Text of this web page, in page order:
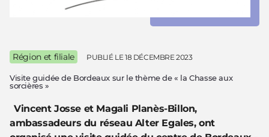
Visite guidée de Bordeaux sur le thème de « la Chasse aux
sorcières »
Vincent Josse et Magali Planès-Billon,
ambassadeurs du réseau Alter Egales, ont
Région et filiale PUBLIÉ LE18 DÉCEMBRE 2023